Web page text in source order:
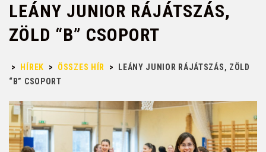
LEÁNY JUNIOR RÁJÁTSZÁS,
ZÖLD “B” CSOPORT
> HÍREK > ÖSSZES HÍR >
LEÁNY JUNIOR RÁJÁTSZÁS, ZÖLD
“B” CSOPORT